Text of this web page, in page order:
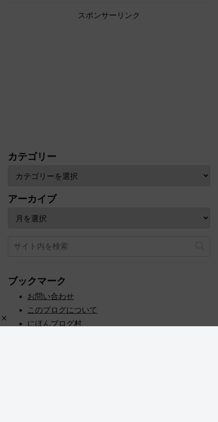
スポンサーリンク
カテゴリー
アーカイブ
ブックマーク
お問い合わせ
このブログについて
にほんブログ村